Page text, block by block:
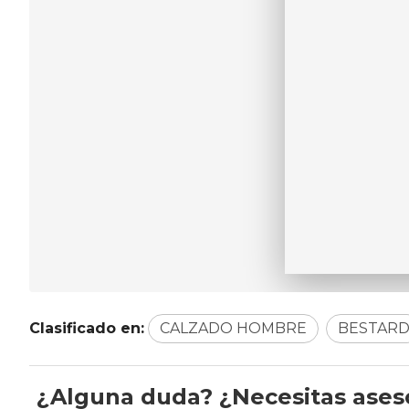
Clasificado en: CALZADO HOMBRE BESTARD
¿Alguna duda? ¿Necesitas